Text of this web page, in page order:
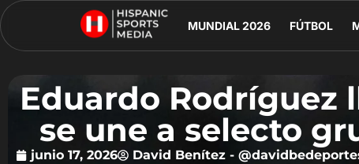
MUNDIAL 2026 FÚTBOL
Eduardo Rodríguez
se une a selecto
junio 17, 2026 David Benítez -